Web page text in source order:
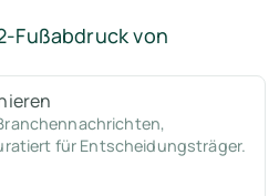
Fußabdruck von
für Entscheidungsträger.